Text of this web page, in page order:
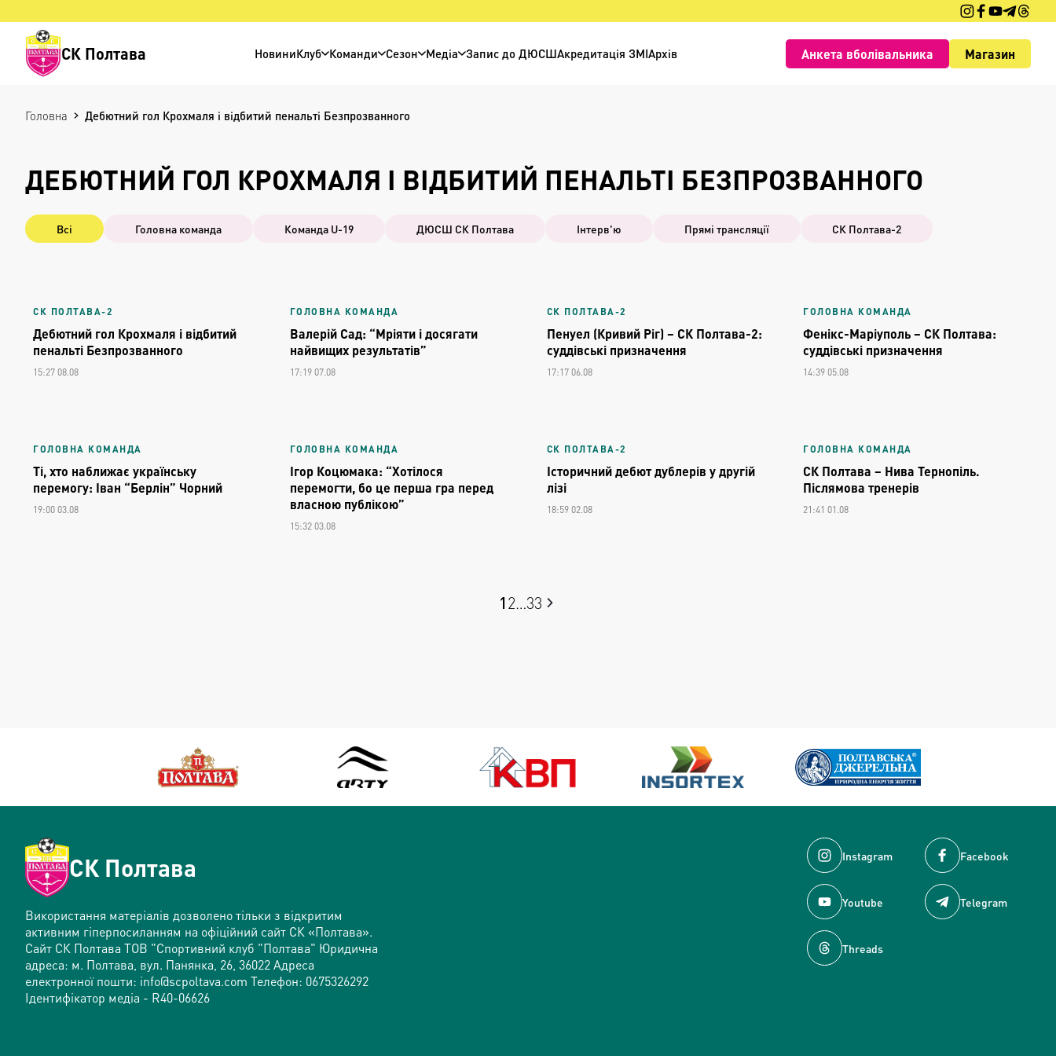
СК Полтава НовиниКлуб Команди Сезон Медіа Запис до ДЮСШАкредитація ЗМІАрхів Анкета вболівальника Магазин
Головна Дебютний гол Крохмаля і відбитий пенальті Безпрозванного
ДЕБЮТНИЙ ГОЛ КРОХМАЛЯ І ВІДБИТИЙ ПЕНАЛЬТІ БЕЗПРОЗВАННОГО
Всі Головна команда Команда U-19 ДЮСШ СК Полтава Інтерв'ю Прямі трансляції СК Полтава-2
СК ПОЛТАВА-2
Дебютний гол Крохмаля і відбитий
пенальті Безпрозванного
15:27 08.08
ГОЛОВНА КОМАНДА
Валерій Сад: “Мріяти і досягати
найвищих результатів”
17:19 07.08
СК ПОЛТАВА-2
Пенуел (Кривий Ріг) – СК Полтава-2:
суддівські призначення
17:17 06.08
ГОЛОВНА КОМАНДА
Фенікс-Маріуполь – СК Полтава:
суддівські призначення
14:39 05.08
ГОЛОВНА КОМАНДА
Ті, хто наближає українську
перемогу: Іван “Берлін” Чорний
19:00 03.08
ГОЛОВНА КОМАНДА
Ігор Коцюмака: “Хотілося
перемогти, бо це перша гра перед
власною публікою”
15:32 03.08
СК ПОЛТАВА-2
Історичний дебют дублерів у другій
лізі
18:59 02.08
ГОЛОВНА КОМАНДА
СК Полтава – Нива Тернопіль.
Післямова тренерів
21:41 01.08
12…33
СК Полтава
Використання матеріалів дозволено тільки з відкритим
активним гіперпосиланням на офіційний сайт СК «Полтава».
Сайт СК Полтава ТОВ "Спортивний клуб "Полтава" Юридична
адреса: м. Полтава, вул. Панянка, 26, 36022 Адреса
електронної пошти: info@scpoltava.com Телефон: 0675326292
Ідентифікатор медіа - R40-06626
Instagram Facebook
Youtube Telegram
Threads